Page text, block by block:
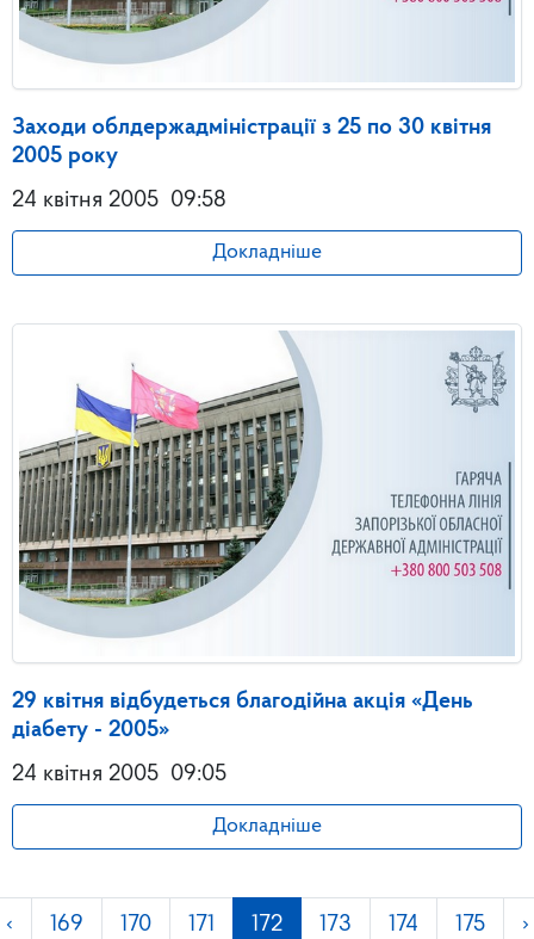
Заходи облдержадміністрації з 25 по 30 квітня
2005 року
24 квітня 2005 09:58
Докладніше
29 квітня відбудеться благодійна акція «День
діабету - 2005»
24 квітня 2005 09:05
Докладніше
‹ 169 170 171 172 173 174 175 ›